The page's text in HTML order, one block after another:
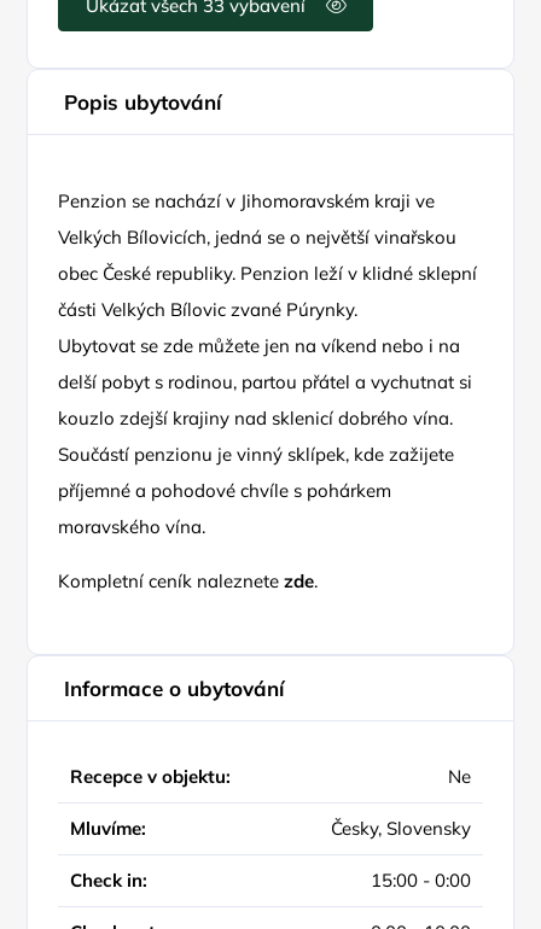
Ukázat všech 33 vybavení
Popis ubytování
Penzion se nachází v Jihomoravském kraji ve
Velkých Bílovicích, jedná se o největší vinařskou
obec České republiky. Penzion leží v klidné sklepní
části Velkých Bílovic zvané Púrynky.
Ubytovat se zde můžete jen na víkend nebo i na
delší pobyt s rodinou, partou přátel a vychutnat si
kouzlo zdejší krajiny nad sklenicí dobrého vína.
Součástí penzionu je vinný sklípek, kde zažijete
příjemné a pohodové chvíle s pohárkem
moravského vína.
Kompletní ceník naleznete zde.
Informace o ubytování
Recepce v objektu: Ne
Mluvíme: Česky, Slovensky
Check in: 15:00 - 0:00